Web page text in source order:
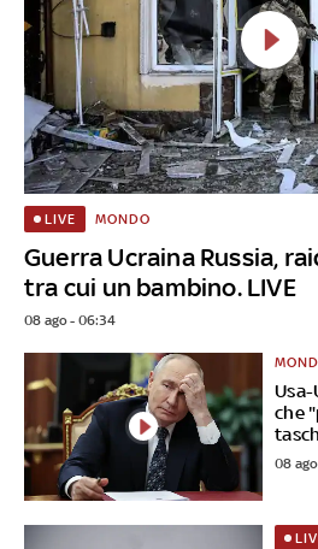
Guerra Ucraina Russia,
tra cui un bambino. LIVE
LIVE MONDO
08 ago - 06:34
Usa-
che
08